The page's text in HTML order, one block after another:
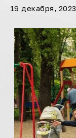
19 декабря, 2023